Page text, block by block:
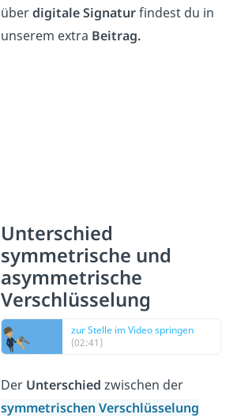
überdigitale Signaturfindest du in
unserem extra Beitrag.
Unterschied
symmetrische und
asymmetrische
Verschlüsselung
zur Stelle im Video springen
(02:41)
Der Unterschied zwischen der
symmetrischen Verschlüsselung